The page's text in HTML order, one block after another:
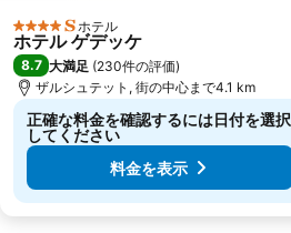
4 ホテルのランク
ホテル
ホテル ゲデッケ
8.7 大満足 (230件の評価)
ザルシュテット, 街の中心まで4.1 km
正確な料金を確認するには日付を選択
してください
料金を表示